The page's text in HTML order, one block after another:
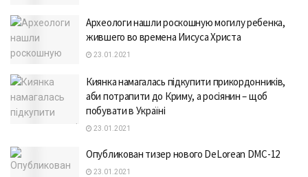
Археологи нашли роскошную могилу ребенка,
жившего во времена Иисуса Христа
23.01.2021
Киянка намагалась підкупити прикордонників,
аби потрапити до Криму, а росіянин – щоб
побувати в Україні
23.01.2021
Опубликован тизер нового DeLorean DMC-12
23.01.2021